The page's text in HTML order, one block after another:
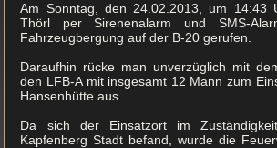
Am Sonntag, den 24.02.2013, um 14:43
Thörl per Sirenenalarm und SMS-
Fahrzeugbergung auf der B-20 gerufen.
Daraufhin rücke man unverzüglich mit
den LFB-A mit insgesamt 12 Mann zum
Hansenhütte aus.
Da sich der Einsatzort im
Kapfenberg Stadt befand, wurde die